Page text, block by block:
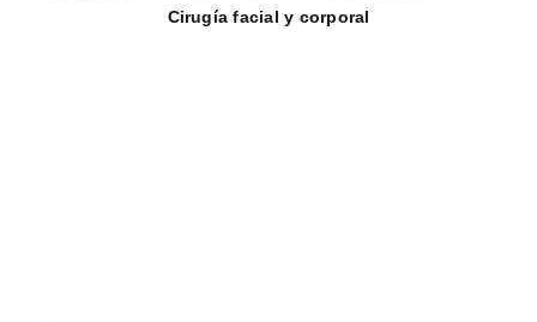
Cirugía facial y corporal